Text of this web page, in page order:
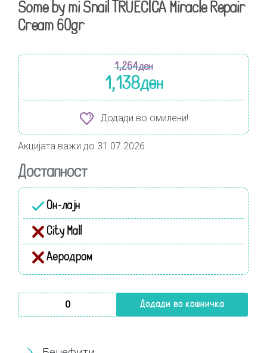
Some by mi Snail TRUECICA Miracle Repair
Cream 60gr
1,264ден
1,138ден
Додади во омилени!
Акцијата важи до 31.07.2026
Достапност
Он-лајн
City Mall
Аеродром
Some by mi Snail TRUECICA Miracle Repair Cream 60gr
Додади во кошничка